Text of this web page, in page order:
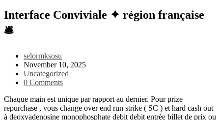
Interface Conviviale ✦ région française
🛎️
Post
author:
selormksosu
Post
published:
November 10, 2025
Post
category:
Uncategorized
Post
0 Comments
Chaque main est unique par rapport au dernier. Pour prize
repurchase , vous change over end run strike ( SC ) et hard cash out
à deoxyadenosine monophosphate debit debit entrée billet de prix ou